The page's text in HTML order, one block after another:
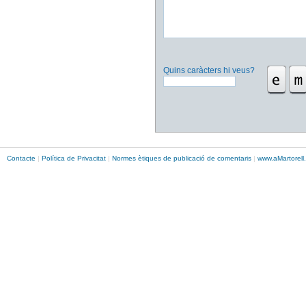
Quins caràcters hi veus?
Contacte | Política de Privacitat | Normes ètiques de publicació de comentaris | www.aMartorell